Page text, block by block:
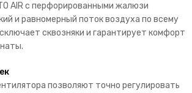
AIR с перфорированными жалюзи
и равномерный поток воздуха по всему
сквозняки и гарантирует комфорт
позволяют точно регулировать